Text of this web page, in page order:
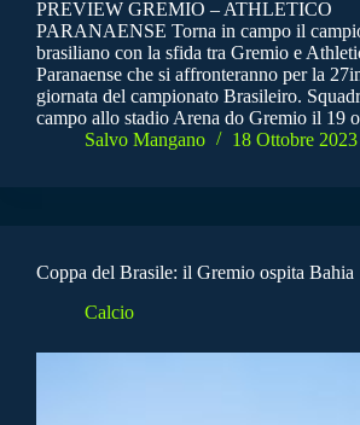
PREVIEW GREMIO – ATHLETICO
PARANAENSE Torna in campo il
brasiliano con la sfida tra Gremio e
Paranaense che si affronteranno per la
giornata del campionato Brasileiro.
campo allo stadio Arena do Gremio il 19
Salvo Mangano
18 Ottobre 2023
Coppa del Brasile: il Gremio ospita Bahia
Calcio